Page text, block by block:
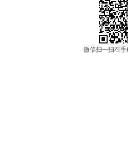
微信扫一扫在